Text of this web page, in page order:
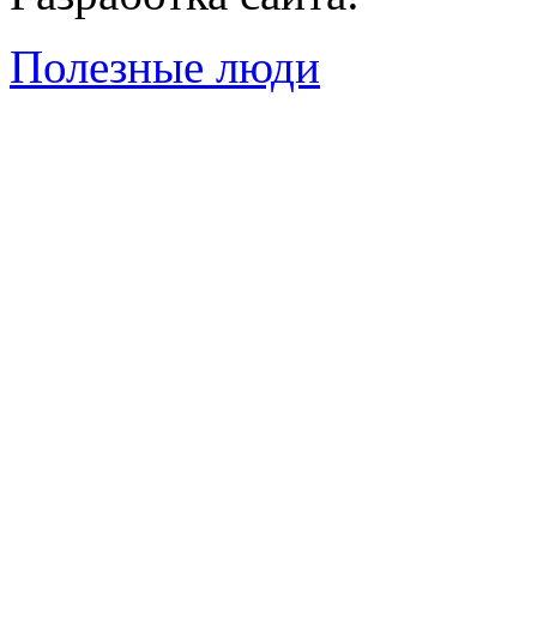
Полезные люди